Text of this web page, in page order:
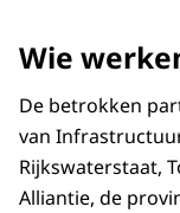
Wie
De betrokken
van
Rijkswaterstaat,
Alliantie, de